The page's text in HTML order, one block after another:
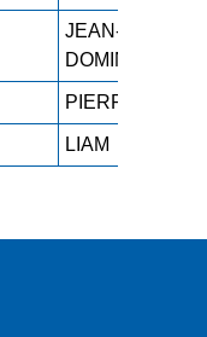
JEAN-
DOMINIC
PIERRE
LIAM